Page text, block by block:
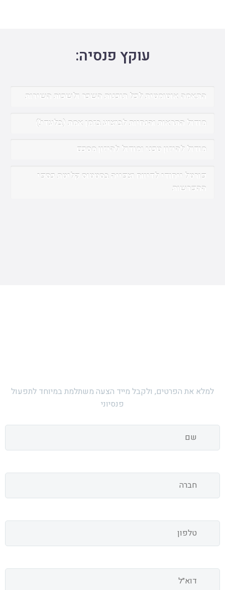
עוקץ פנסיה:
התאמה אוטומטית לכל תוכנות השכר ולשכות השירות
מודול התראות והנחיות לביצוע בזמן אמת (בלעדי!)
מודול להיזון טכני ומודול להיזון מסכם
פורטל ייחודי לדיווח וצפייה בסטטוס קליטת כספי
ההפרשות
למלא את הפרטים, ולקבל מייד הצעה משתלמת במיוחד לתפעול
פנסיוני